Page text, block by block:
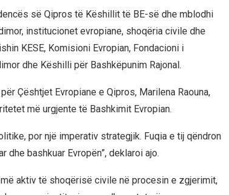
së Qipros të Këshillit të BE-së dhe mblodhi
institucionet evropiane, shoqëria civile dhe
KESE, Komisioni Evropian, Fondacioni i
dhe Këshilli për Bashkëpunim Rajonal.
Çështjet Evropiane e Qipros, Marilena Raouna,
më urgjente të Bashkimit Evropian.
por një imperativ strategjik. Fuqia e tij qëndron
bashkuar Evropën”, deklaroi ajo.
aktiv të shoqërisë civile në procesin e zgjerimit,